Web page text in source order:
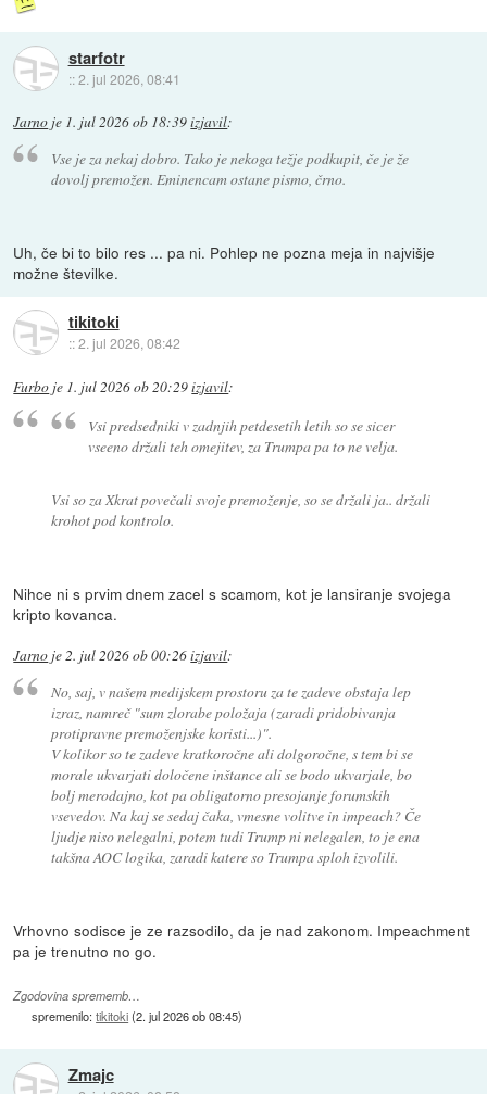
starfotr
::2. jul 2026, 08:41
Jarno je 1. jul 2026 ob 18:39izjavil:
Vse je za nekaj dobro. Tako je nekoga težje podkupit, če je že
dovolj premožen. Eminencam ostane pismo, črno.
Uh, če bi to bilo res ... pa ni. Pohlep ne pozna meja in najvišje
možne številke.
tikitoki
::2. jul 2026, 08:42
Furbo je 1. jul 2026 ob 20:29izjavil:
Vsi predsedniki v zadnjih petdesetih letih so se sicer
vseeno držali teh omejitev, za Trumpa pa to ne velja.
Vsi so za Xkrat povečali svoje premoženje, so se držali ja.. držali
krohot pod kontrolo.
Nihce ni s prvim dnem zacel s scamom, kot je lansiranje svojega
kripto kovanca.
Jarno je2. jul 2026 ob 00:26izjavil:
No, saj, v našem medijskem prostoru za te zadeve obstaja lep
izraz, namreč "sum zlorabe položaja (zaradi pridobivanja
protipravne premoženjske koristi...)".
V kolikor so te zadeve kratkoročne ali dolgoročne, s tem bi se
morale ukvarjati določene inštance ali se bodo ukvarjale, bo
bolj merodajno, kot pa obligatorno presojanje forumskih
vsevedov. Na kaj se sedaj čaka, vmesne volitve in impeach? Če
ljudje niso nelegalni, potem tudi Trump ni nelegalen, to je ena
takšna AOC logika, zaradi katere so Trumpa sploh izvolili.
Vrhovno sodisce je ze razsodilo, da je nad zakonom. Impeachment
pa je trenutno no go.
Zgodovina sprememb…
spremenilo:tikitoki(2. jul 2026 ob 08:45)
Zmajc